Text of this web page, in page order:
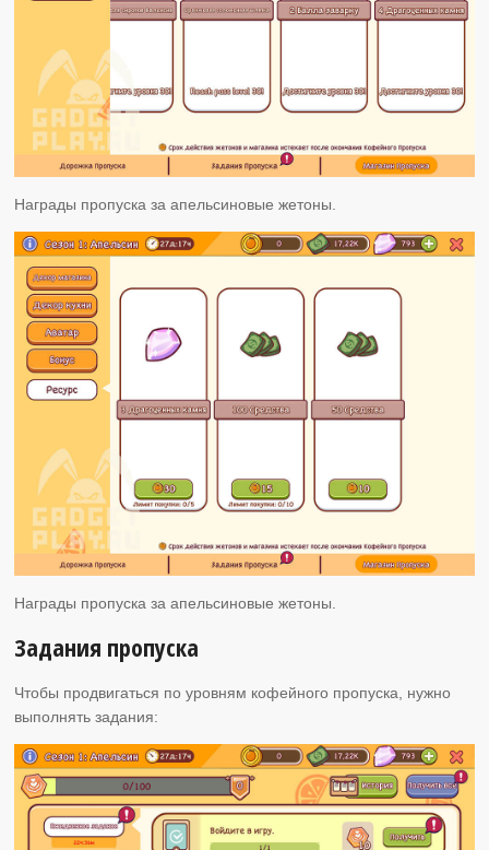
Награды пропуска за апельсиновые жетоны.
Награды пропуска за апельсиновые жетоны.
Задания пропуска
Чтобы продвигаться по уровням кофейного пропуска, нужно
выполнять задания: